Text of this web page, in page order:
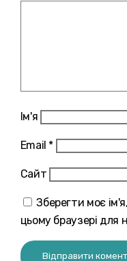
Ім'я
Email *
Сайт
Зберегти моє
цьому браузері для